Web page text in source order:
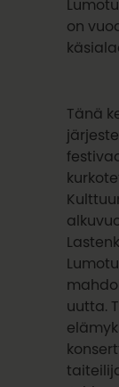
on
Tänä
uutta.